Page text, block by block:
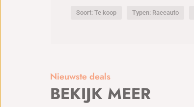
Soort: Te koop Typen: Raceauto
Nieuwste deals
BEKIJK MEER